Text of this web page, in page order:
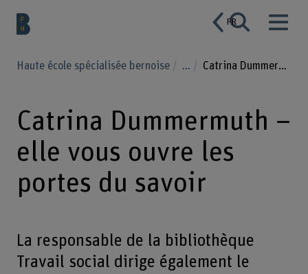
FR
Haute école spécialisée bernoise ... Catrina Dummermuth – elle vous ouvre les portes du savoir
Catrina Dummermuth –
elle vous ouvre les
portes du savoir
La responsable de la bibliothèque
Travail social dirige également le